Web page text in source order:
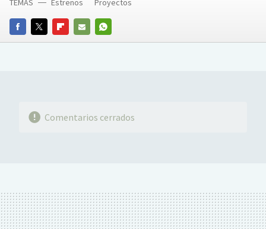
FACEBOOKTWITTERFLIPBOARD
E-
WHATSAPP
TEMAS Estrenos Proyectos
Comentarios cerrados